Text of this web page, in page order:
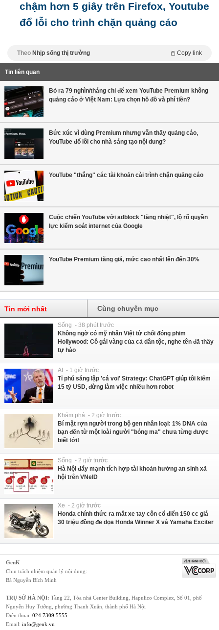
chậm hơn 5 giây trên Firefox, Youtube
đổ lỗi cho trình chặn quảng cáo
Theo Nhịp sống thị trường Copy link
Tin liên quan
Bỏ ra 79 nghìn/tháng chỉ để xem YouTube Premium không
quảng cáo ở Việt Nam: Lựa chọn hồ đồ và phí tiền?
Bức xúc vì dùng Premium nhưng vẫn thấy quảng cáo,
YouTube đổ lỗi cho nhà sáng tạo nội dung?
YouTube "thắng" các tài khoản cài trình chặn quảng cáo
Cuộc chiến YouTube với adblock "tăng nhiệt", lộ rõ quyền
lực kiểm soát internet của Google
YouTube Premium tăng giá, mức cao nhất lên đến 30%
Tin mới nhất Cùng chuyên mục
Sống - 38 phút trước
Không ngờ có mỹ nhân Việt từ chối đóng phim
Hollywood: Cô gái vàng của cả dân tộc, nghe tên đã thấy
tự hào
AI - 1 giờ trước
Tỉ phú sáng lập 'cá voi' Strategy: ChatGPT giúp tôi kiếm
15 tỷ USD, đừng làm việc nhiều hơn robot
Khám phá - 2 giờ trước
Bí mật rợn người trong bộ gen nhân loại: 1% DNA của
bạn đến từ một loài người "bóng ma" chưa từng được
biết tới!
Sống - 2 giờ trước
Hà Nội đẩy mạnh tích hợp tài khoản hưởng an sinh xã
hội trên VNeID
Xe - 2 giờ trước
Honda chính thức ra mắt xe tay côn cổ điển 150 cc giá
30 triệu đồng đe dọa Honda Winner X và Yamaha Exciter
GenK
Chịu trách nhiệm quản lý nội dung:
Bà Nguyễn Bích Minh
TRỤ SỞ HÀ NỘI: Tầng 22, Tòa nhà Center Building, Hapulico Complex, Số 01, phố
Nguyễn Huy Tưởng, phường Thanh Xuân, thành phố Hà Nội
Điện thoại: 024 7309 5555
Email: info@genk.vn